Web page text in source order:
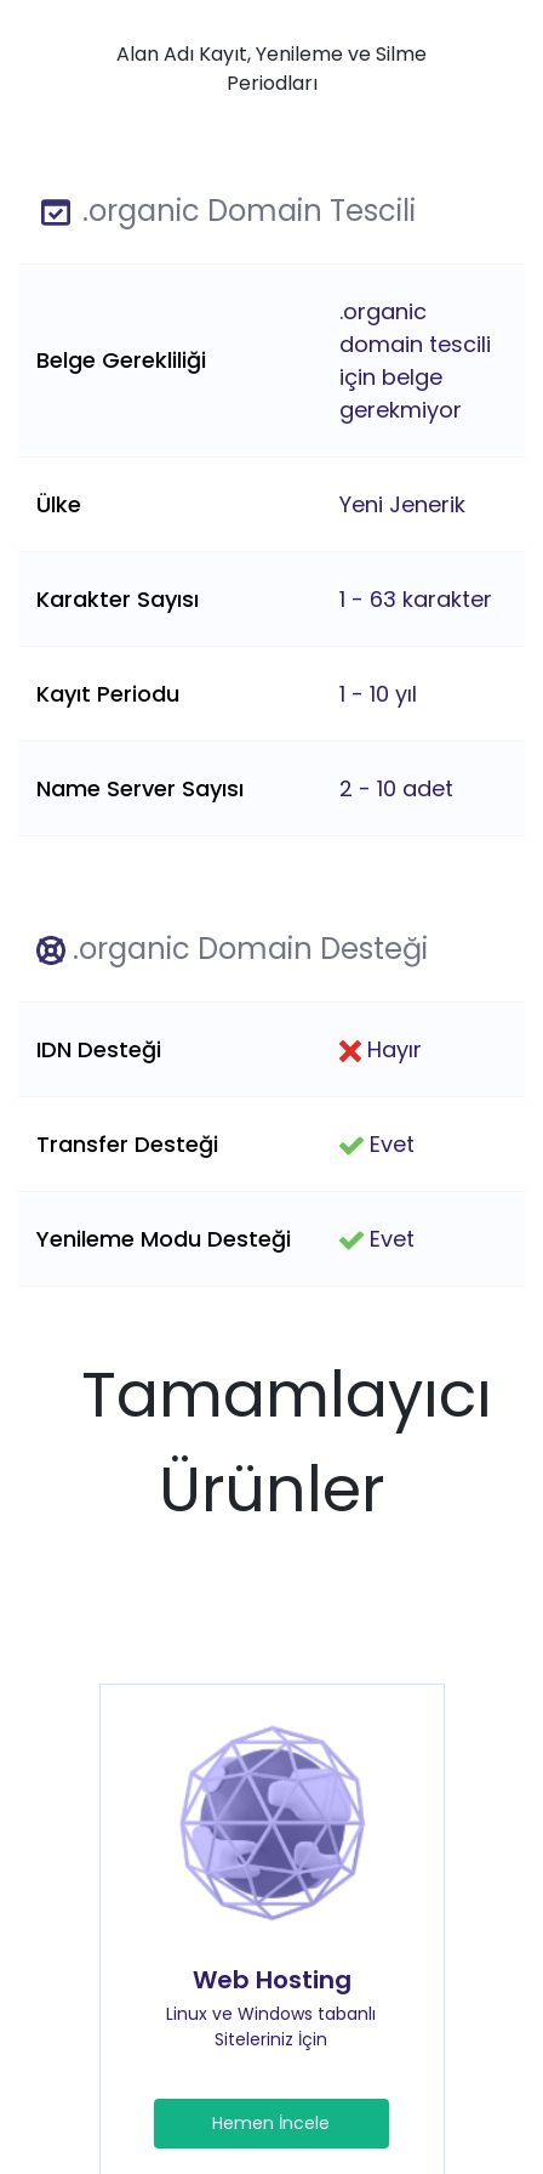
Alan Adı Kayıt, Yenileme ve Silme
Periodları
.organic Domain Tescili
Belge Gerekliliği
.organic
domain tescili
için belge
gerekmiyor
Ülke Yeni Jenerik
Karakter Sayısı 1 - 63 karakter
Kayıt Periodu 1 - 10 yıl
Name Server Sayısı 2 - 10 adet
.organic Domain Desteği
IDN Desteği Hayır
Transfer Desteği Evet
Yenileme Modu Desteği Evet
Tamamlayıcı
Ürünler
Web Hosting
Linux ve Windows tabanlı
Siteleriniz İçin
Hemen İncele